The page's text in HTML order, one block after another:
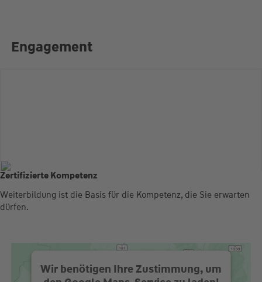
Engagement
Zertifizierte Kompetenz
Weiterbildung ist die Basis für die Kompetenz, die Sie erwarten
dürfen.
Wir benötigen Ihre Zustimmung, um